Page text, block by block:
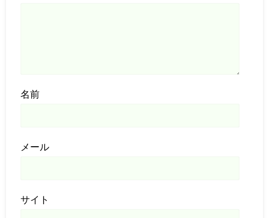
名前
メール
サイト